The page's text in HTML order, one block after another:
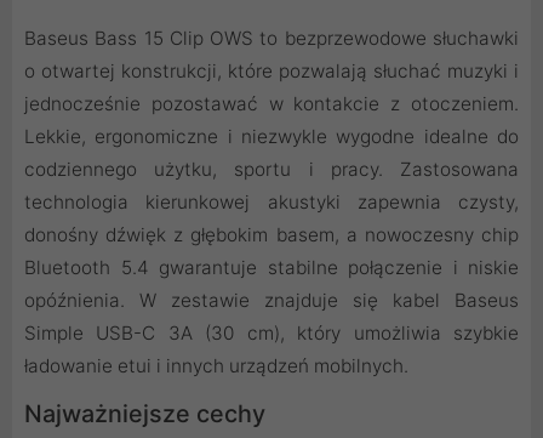
Baseus Bass 15 Clip OWS to bezprzewodowe słuchawki
o otwartej konstrukcji, które pozwalają słuchać muzyki i
jednocześnie pozostawać w kontakcie z otoczeniem.
Lekkie, ergonomiczne i niezwykle wygodne idealne do
codziennego użytku, sportu i pracy. Zastosowana
technologia kierunkowej akustyki zapewnia czysty,
donośny dźwięk z głębokim basem, a nowoczesny chip
Bluetooth 5.4 gwarantuje stabilne połączenie i niskie
opóźnienia. W zestawie znajduje się kabel Baseus
Simple USB-C 3A (30 cm), który umożliwia szybkie
ładowanie etui i innych urządzeń mobilnych.
Najważniejsze cechy